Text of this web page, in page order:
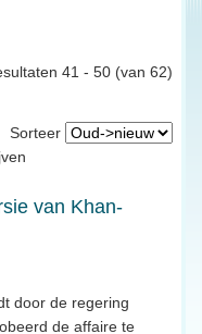
41 - 50 (van 62)
Sorteer
van Khan-
door de regering
de affaire te